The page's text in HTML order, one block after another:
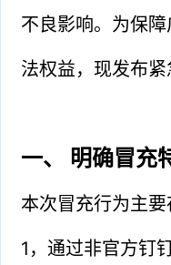
不良影响。为保
法权益，现发布紧
一、 明确冒充
本次冒充行为主要
1，通过非官方钉